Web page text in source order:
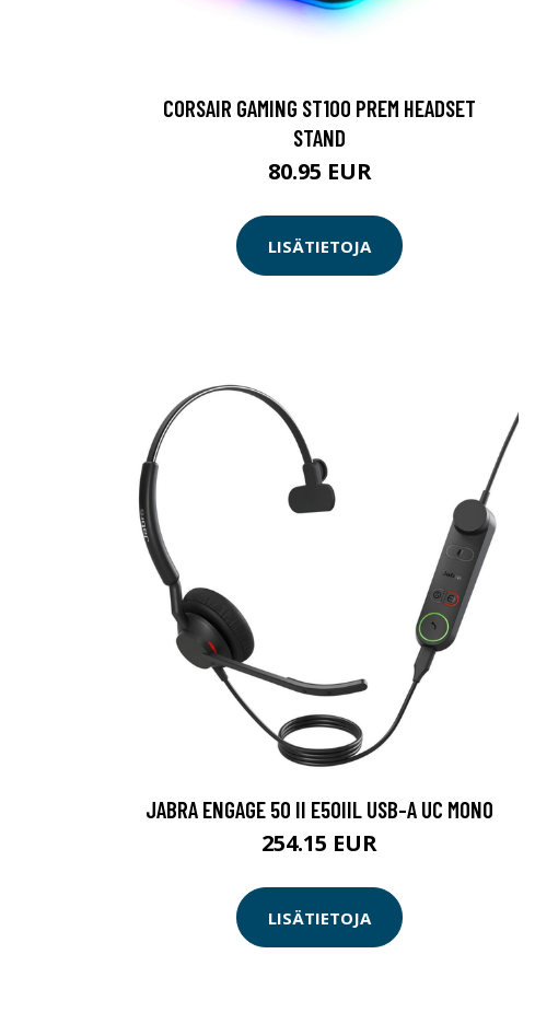
CORSAIR GAMING ST100 PREM HEADSET
STAND
80.95 EUR
LISÄTIETOJA
JABRA ENGAGE 50 II E50IIL USB-A UC MONO
254.15 EUR
LISÄTIETOJA